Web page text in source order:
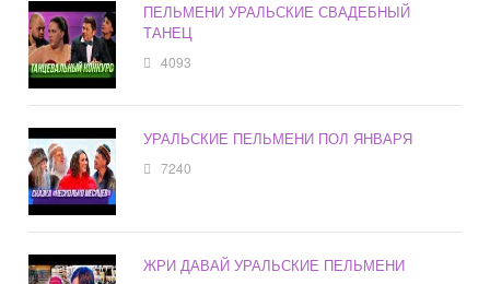
ПЕЛЬМЕНИ УРАЛЬСКИЕ СВАДЕБНЫЙ
ТАНЕЦ
4093
УРАЛЬСКИЕ ПЕЛЬМЕНИ ПОЛ ЯНВАРЯ
7240
ЖРИ ДАВАЙ УРАЛЬСКИЕ ПЕЛЬМЕНИ